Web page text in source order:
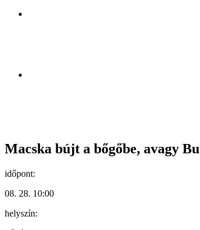
Macska bújt a bőgőbe, avagy
időpont:
08. 28. 10:00
helyszín: